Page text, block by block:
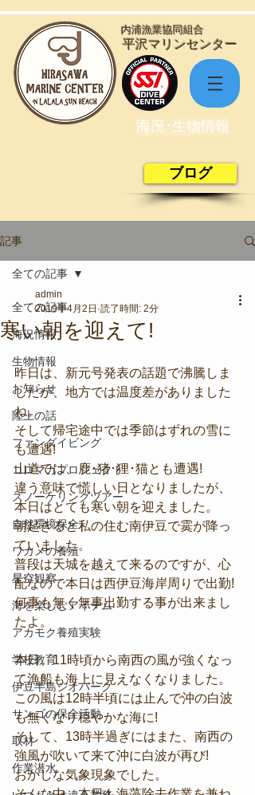
​平沢マリンセンター
​内浦漁業協同組合
海況･生物情報
ブログ
記事
全ての記事
海況情報
生物情報
お知らせ
陸上の話
ファンダイビング
コロマガプロジェクト
スノーケリングツアー
自然環境保全
ワカメの養殖
星空観察
海を楽しむアイテム
アカモク養殖実験
学校教育
伊豆半島ジオパーク
サンゴの保全活動
取材
作業潜水
全ての記事
寒い朝を迎えて!
admin
2019年4月2日 読了時間: 2分
昨日は、新元号発表の話題で沸騰しま
したが、地方では温度差がありました
ね。
そして帰宅途中では季節はずれの雪に
も遭遇!
山道では、鹿･猪･狸･猫とも遭遇!
違う意味で慌しい日となりましたが、
本日はとても寒い朝を迎えました。
朝起きると私の住む南伊豆で霙が降っ
ていました。
普段は天城を越えて来るのですが、心
配なので本日は西伊豆海岸周りで出勤!
何事も無く無事出勤する事が出来まし
たよ。
本日、11時頃から南西の風が強くなっ
て漁船も海上に見えなくなりました。
この風は12時半頃には止んで沖の白波
も無くなり穏やかな海に!
そして、13時半過ぎにはまた、南西の
強風が吹いて来て沖に白波が再び!
おかしな気象現象でした。